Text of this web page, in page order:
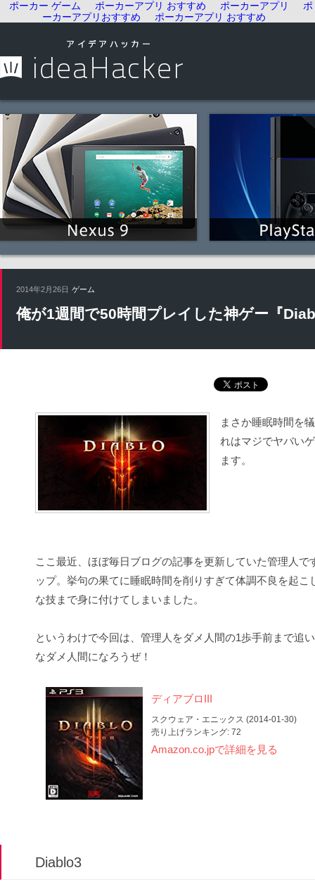
ポーカー ゲーム ポーカーアプリ おすすめ ポーカーアプリ
ポ
ーカーアプリおすすめ
ポーカーアプリ おすすめ
2014年2月26日 ゲーム
俺が1週間で50時間プレイした神ゲー『
まさか睡眠時間を
れはマジでヤバい
ます。
ここ最近、ほぼ毎日ブログの記事を更新していた管理人
ップ。挙句の果てに睡眠時間を削りすぎて体調不良を起
な技まで身に付けてしまいました。
というわけで今回は、管理人をダメ人間の1歩手前まで追
なダメ人間になろうぜ！
ディアブロIII
スクウェア・エニックス (2014-01-30)
売り上げランキング: 72
Amazon.co.jpで詳細を見る
Diablo3